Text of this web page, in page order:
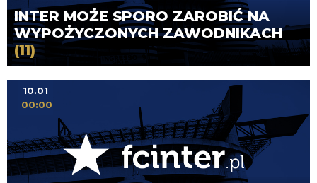
INTER MOŻE SPORO ZAROBIĆ NA
WYPOŻYCZONYCH ZAWODNIKACH
(11)
10.01
00:00